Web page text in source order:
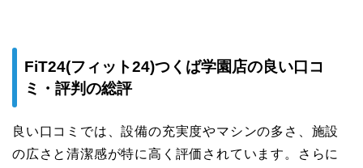
FiT24(フィット24)つくば学園店の良い口コ
ミ・評判の総評
良い口コミでは、設備の充実度やマシンの多さ、施設
の広さと清潔感が特に高く評価されています。さらに